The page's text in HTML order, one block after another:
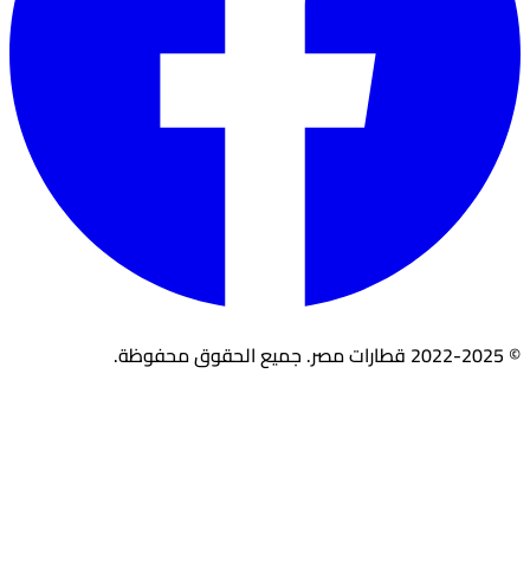
© 2022-2025 قطارات مصر. جميع الحقوق محفوظة.